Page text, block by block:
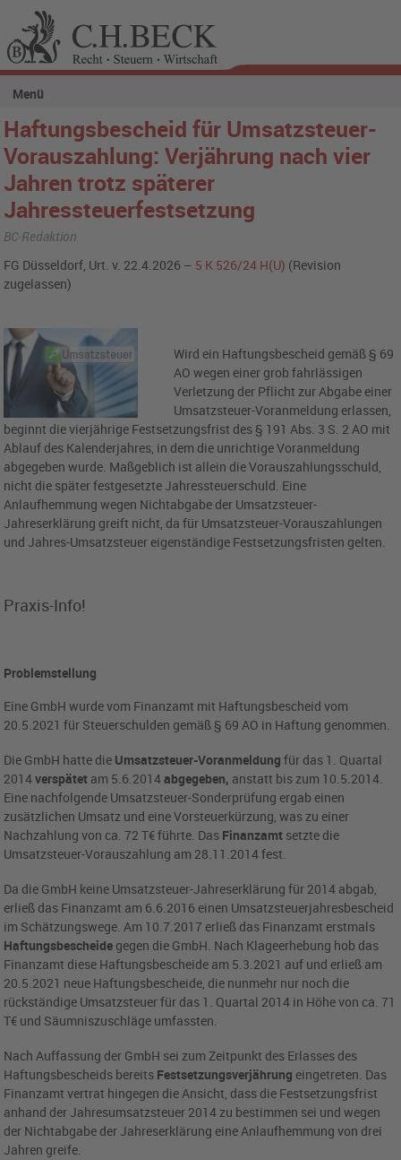
Menü
Haftungsbescheid für Umsatzsteuer-
Vorauszahlung: Verjährung nach vier
Jahren trotz späterer
Jahressteuerfestsetzung
BC-Redaktion
FG Düsseldorf, Urt. v. 22.4.2026 – 5 K 526/24 H(U) (Revision
zugelassen)
Wird ein Haftungsbescheid gemäß § 69
AO wegen einer grob fahrlässigen
Verletzung der Pflicht zur Abgabe einer
Umsatzsteuer-Voranmeldung erlassen,
beginnt die vierjährige Festsetzungsfrist des § 191 Abs. 3 S. 2 AO mit
Ablauf des Kalenderjahres, in dem die unrichtige Voranmeldung
abgegeben wurde. Maßgeblich ist allein die Vorauszahlungsschuld,
nicht die später festgesetzte Jahressteuerschuld. Eine
Anlaufhemmung wegen Nichtabgabe der Umsatzsteuer-
Jahreserklärung greift nicht, da für Umsatzsteuer-Vorauszahlungen
und Jahres-Umsatzsteuer eigenständige Festsetzungsfristen gelten.
Praxis-Info!
Problemstellung
Eine GmbH wurde vom Finanzamt mit Haftungsbescheid vom
20.5.2021 für Steuerschulden gemäß § 69 AO in Haftung genommen.
Die GmbH hatte die Umsatzsteuer-Voranmeldung für das 1. Quartal
2014verspätet am 5.6.2014abgegeben, anstatt bis zum 10.5.2014.
Eine nachfolgende Umsatzsteuer-Sonderprüfung ergab einen
zusätzlichen Umsatz und eine Vorsteuerkürzung, was zu einer
Nachzahlung von ca. 72 T€ führte. Das Finanzamt setzte die
Umsatzsteuer-Vorauszahlung am 28.11.2014 fest.
Da die GmbH keine Umsatzsteuer-Jahreserklärung für 2014 abgab,
erließ das Finanzamt am 6.6.2016 einen Umsatzsteuerjahresbescheid
im Schätzungswege. Am 10.7.2017 erließ das Finanzamt erstmals
Haftungsbescheide gegen die GmbH. Nach Klageerhebung hob das
Finanzamt diese Haftungsbescheide am 5.3.2021 auf und erließ am
20.5.2021 neue Haftungsbescheide, die nunmehr nur noch die
rückständige Umsatzsteuer für das 1. Quartal 2014 in Höhe von ca. 71
T€ und Säumniszuschläge umfassten.
Nach Auffassung der GmbH sei zum Zeitpunkt des Erlasses des
Haftungsbescheids bereits Festsetzungsverjährung eingetreten. Das
Finanzamt vertrat hingegen die Ansicht, dass die Festsetzungsfrist
anhand der Jahresumsatzsteuer 2014 zu bestimmen sei und wegen
der Nichtabgabe der Jahreserklärung eine Anlaufhemmung von drei
Jahren greife.